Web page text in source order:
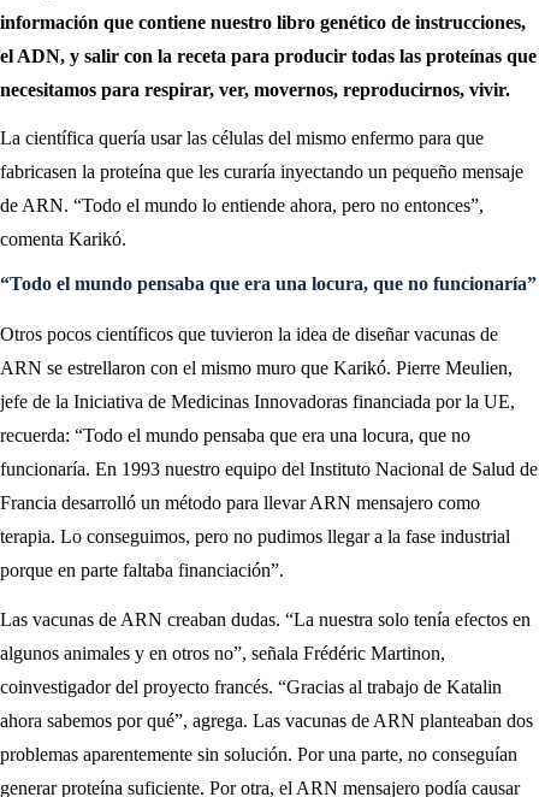
información que contiene nuestro libro genético de instrucciones,
el ADN, y salir con la receta para producir todas las proteínas que
necesitamos para respirar, ver, movernos, reproducirnos, vivir.
La científica quería usar las células del mismo enfermo para que
fabricasen la proteína que les curaría inyectando un pequeño mensaje
de ARN. “Todo el mundo lo entiende ahora, pero no entonces”,
comenta Karikó.
“Todo el mundo pensaba que era una locura, que no funcionaría”
Otros pocos científicos que tuvieron la idea de diseñar vacunas de
ARN se estrellaron con el mismo muro que Karikó. Pierre Meulien,
jefe de la Iniciativa de Medicinas Innovadoras financiada por la UE,
recuerda: “Todo el mundo pensaba que era una locura, que no
funcionaría. En 1993 nuestro equipo del Instituto Nacional de Salud de
Francia desarrolló un método para llevar ARN mensajero como
terapia. Lo conseguimos, pero no pudimos llegar a la fase industrial
porque en parte faltaba financiación”.
Las vacunas de ARN creaban dudas. “La nuestra solo tenía efectos en
algunos animales y en otros no”, señala Frédéric Martinon,
coinvestigador del proyecto francés. “Gracias al trabajo de Katalin
ahora sabemos por qué”, agrega. Las vacunas de ARN planteaban dos
problemas aparentemente sin solución. Por una parte, no conseguían
generar proteína suficiente. Por otra, el ARN mensajero podía causar